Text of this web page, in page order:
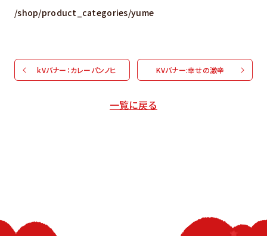
/shop/product_categories/yume
kVバナー：カレーパンノヒ
一覧に戻る
KVバナー:幸せの激辛